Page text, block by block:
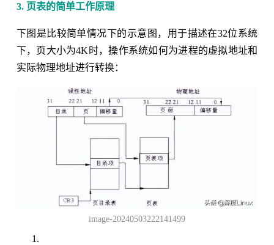
3. 页表的简单工作原理
下图是比较简单情况下的示意图，用于描述在32位系统
下，页大小为4K时，操作系统如何为进程的虚拟地址和
实际物理地址进行转换：
image-20240503222141499